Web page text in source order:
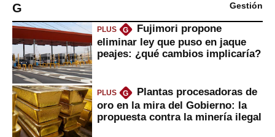
G
Gestión
PLUS G
Fujimori propone
eliminar ley que puso en jaque
peajes: ¿qué cambios implicaría?
PLUS G
Plantas procesadoras de
oro en la mira del Gobierno: la
propuesta contra la minería ilegal